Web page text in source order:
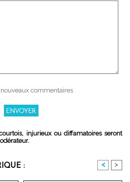
commentaires
injurieux ou diffamatoires seront
: < >